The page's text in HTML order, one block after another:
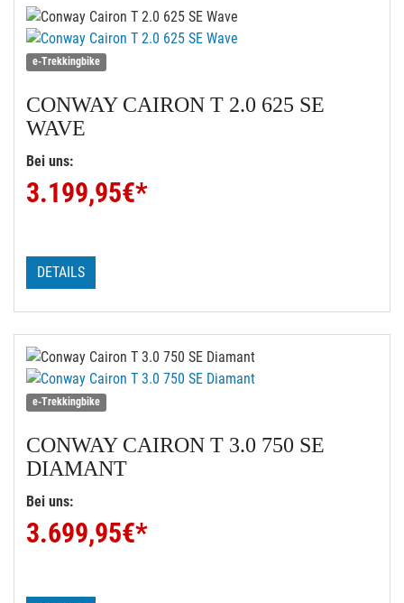
e-Trekkingbike
CONWAYCAIRON T 2.0 625 SE
WAVE
Bei uns:
3.199,95€*
DETAILS
e-Trekkingbike
CONWAYCAIRON T 3.0 750 SE
DIAMANT
Bei uns:
3.699,95€*